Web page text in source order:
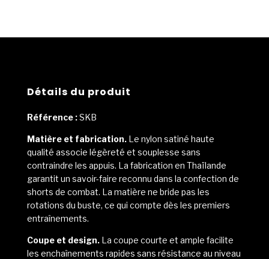
enfants
en
Détails du produit
Référence :SKB
Matière et fabrication.Le nylon satiné haute
qualité associe légèreté et souplesse sans
contraindre les appuis. La fabrication en Thaïlande
garantit un savoir-faire reconnu dans la confection de
shorts de combat. La matière ne bride pas les
rotations du buste, ce qui compte dès les premiers
entraînements.
Coupe et design.La coupe courte et ample facilite
les enchaînements rapides sans résistance au niveau